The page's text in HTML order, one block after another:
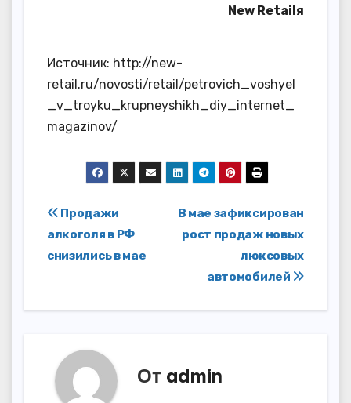
New Retailя
Источник: http://new-
retail.ru/novosti/retail/petrovich_voshyel
_v_troyku_krupneyshikh_diy_internet_
magazinov/
Навигация
по
В мае зафиксирован
рост продаж новых
люксовых
автомобилей
Продажи
алкоголя в РФ
снизились в мае
От admin